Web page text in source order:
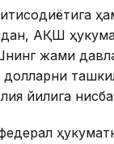
АҚШ
жами
йилига